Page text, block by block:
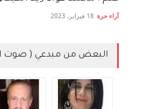
آراء حرة 18 فبراير، 2023
البعض من مبدعي ( صوت